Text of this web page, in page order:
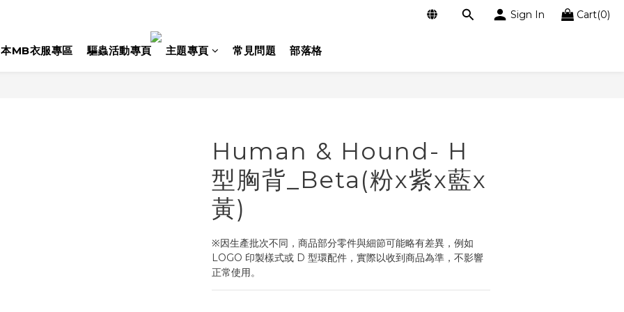
Sign In Cart(0)
本MB衣服專區 驅蟲活動專頁 主題專頁 常見問題 部落格
Human & Hound- H
型胸背_Beta(粉x紫x藍x
黃)
※因生產批次不同，商品部分零件與細節可能略有差異，例如
LOGO 印製樣式或 D 型環配件，實際以收到商品為準，不影響
正常使用。